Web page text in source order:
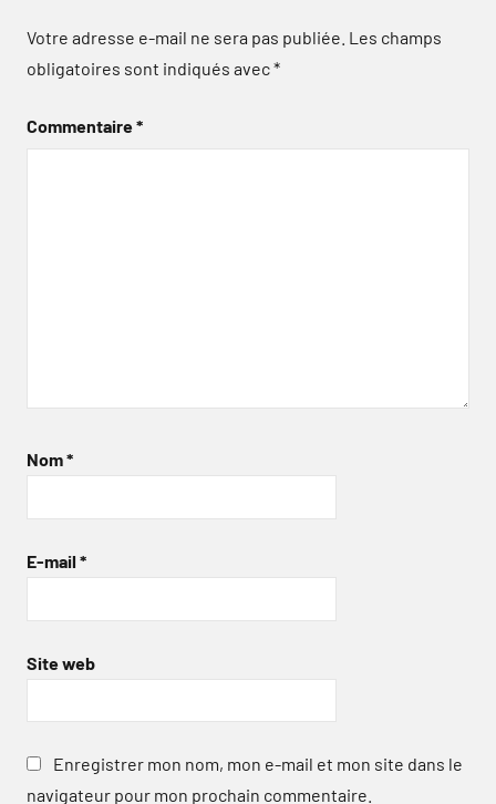
Votre adresse e-mail ne sera pas publiée. Les champs
obligatoires sont indiqués avec*
Commentaire*
Nom*
E-mail *
Site web
Enregistrer mon nom, mon e-mail et mon site dans le
navigateur pour mon prochain commentaire.